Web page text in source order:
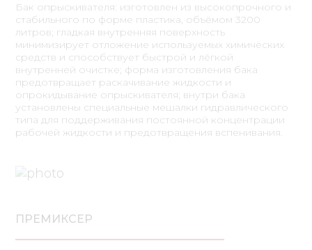
Бак опрыскивателя: изготовлен из высокопрочного и
стабильного по форме пластика, объёмом 3200
литров; гладкая внутренняя поверхность
минимизирует отложение используемых химических
средств и способствует быстрой и лёгкой
внутренней очистке; форма изготовления бака
предотвращает раскачивание жидкости и
опрокидывание опрыскивателя; внутри бака
установлены специальные мешалки гидравлического
типа для поддерживания постоянной концентрации
рабочей жидкости и предотвращения вспенивания.
ПРЕМИКСЕР